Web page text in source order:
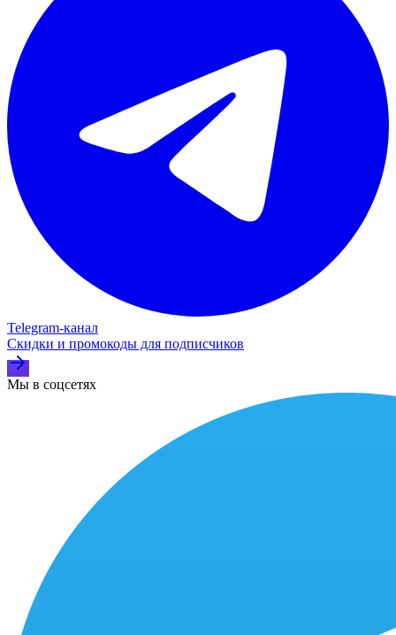
Telegram‑канал
Скидки и промокоды для подписчиков
Мы в соцсетях